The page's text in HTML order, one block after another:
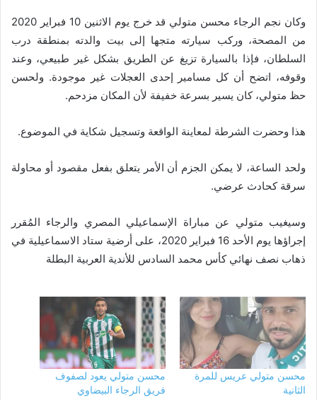
وكان نجم الرجاء محسن متولي قد خرج يوم الاثنين 10 فبراير 2020
من المصحة، وركب سيارته متجها إلى بيت والدته بمنطقة درب
السلطان، فإذا بالسيارة تزيغ عن الطريق بشكل غير طبيعي، وعند
وقوفه، اتضح أن كل مسامير إحدى العجلات غير موجودة. ولحسن
حظ متولي، كان يسير بسرعة خفيفة لأن المكان مزدحم.
هذا وحضرت الشرطة لمعاينة الواقعة وتسجيل شكاية في الموضوع.
ولحد الساعة، لا يمكن الجزم أن الأمر يتعلق بفعل مقصود أو محاولة
سرقة كحادث عرضي.
وسيغيب متولي عن مباراة الإسماعيلي المصري والرجاء المُقرر
إجراؤها يوم الأحد 16 فبراير 2020، على أرضية ستاد الاسماعيلية في
ذهاب نصف نهائي كأس محمد السادس للأندية العربية البطلة
محسن متولي عريس للمرة
الثانية
محسن متولي يعود لصفوف
فريق الرجاء البيضاوي